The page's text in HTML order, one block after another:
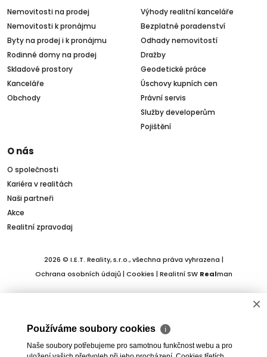
Nemovitosti na prodej
Nemovitosti k pronájmu
Byty na prodej i k pronájmu
Rodinné domy na prodej
Skladové prostory
Kanceláře
Obchody
Výhody realitní kanceláře
Bezplatné poradenství
Odhady nemovitostí
Dražby
Geodetické práce
Úschovy kupních cen
Právní servis
Služby developerům
Pojištění
O nás
O společnosti
Kariéra v realitách
Naši partneři
Akce
Realitní zpravodaj
2026 © I.E.T. Reality, s.r.o., všechna práva vyhrazena |
Ochrana osobních údajů| Cookies | Realitní SW Realman
×
Používáme soubory cookies ℹ
Naše soubory potřebujeme pro samotnou funkčnost webu a pro